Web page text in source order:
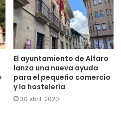
El ayuntamiento de Alfaro
lanza una nueva ayuda
para el pequeño comercio
y la hostelería
30 abril, 2020